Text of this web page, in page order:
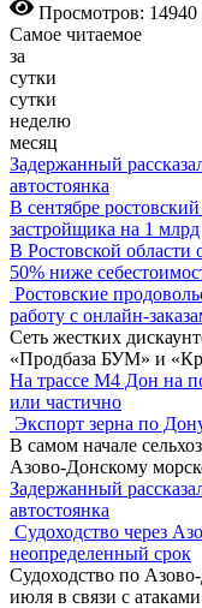
Просмотров: 14940
Самое читаемое
за
сутки
сутки
неделю
месяц
Задержанный
автостоянка
В сентябре
застройщика на 1 млрд
В Ростовской области
50% ниже
Ростовские
работу с онлайн-
Сеть жестких
«Продбаза БУМ» и
На трассе М4 Дон на
или частично
Экспорт зерна по
В самом начале
Азово-Донскому
Задержанный
автостоянка
Судоходство через
неопределенный срок
Судоходство по
июля в связи с